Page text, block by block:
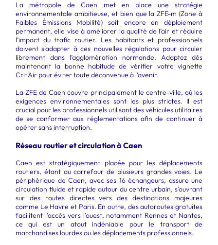
La métropole de Caen met en place une stratégie
environnementale ambitieuse, et bien que la ZFE-m (Zone à
Faibles Émissions Mobilité) soit encore en déploiement
permanent, elle vise à améliorer la qualité de l’air et réduire
l’impact du trafic routier. Les habitants et professionnels
doivent s'adapter à ces nouvelles régulations pour circuler
librement dans l’agglomération normande. Adoptez dès
maintenant la bonne habitude de vérifier votre vignette
Crit'Air pour éviter toute déconvenue à l’avenir.
La ZFE de Caen couvre principalement le centre-ville, où les
exigences environnementales sont les plus strictes. Il est
crucial pour les professionnels utilisant des véhicules utilitaires
de se conformer aux réglementations afin de continuer à
opérer sans interruption.
Réseau routier et circulation à Caen
Caen est stratégiquement placée pour les déplacements
routiers, étant au carrefour de plusieurs grandes voies. Le
périphérique de Caen, avec ses 16 échangeurs, assure une
circulation fluide et rapide autour du centre urbain, s'ouvrant
sur des routes directes vers des destinations majeures
comme Le Havre et Paris. En outre, des autoroutes gratuites
facilitent l'accès vers l'ouest, notamment Rennes et Nantes,
ce qui est un atout indéniable pour le transport de
marchandises lourdes ou les déplacements professionnels.